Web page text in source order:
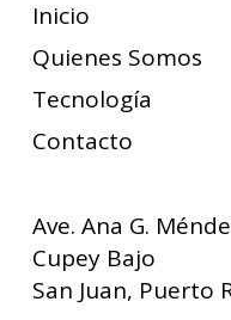
Inicio
Quienes Somos
Tecnología
Contacto
Ave. Ana G.
Cupey Bajo
San Juan, Puerto